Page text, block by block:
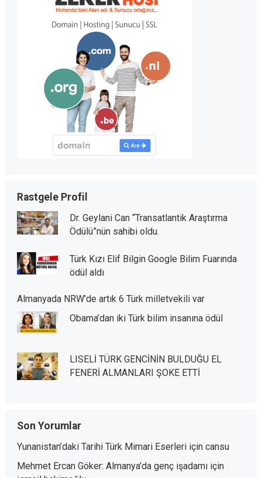
Rastgele Profil
Dr. Geylani Can “Transatlantik Araştırma
Ödülü”nün sahibi oldu.
Türk Kızı Elif Bilgin Google Bilim Fuarında
ödül aldı
Almanyada NRW’de artık 6 Türk milletvekili var
Obama’dan iki Türk bilim insanına ödül
LISELİ TÜRK GENCİNİN BULDUĞU EL
FENERİ ALMANLARI ŞOKE ETTİ
Son Yorumlar
Yunanistan’daki Tarihi Türk Mimari Eserleriiçin cansu
Mehmet Ercan Göker: Almanya’da genç işadamıiçin